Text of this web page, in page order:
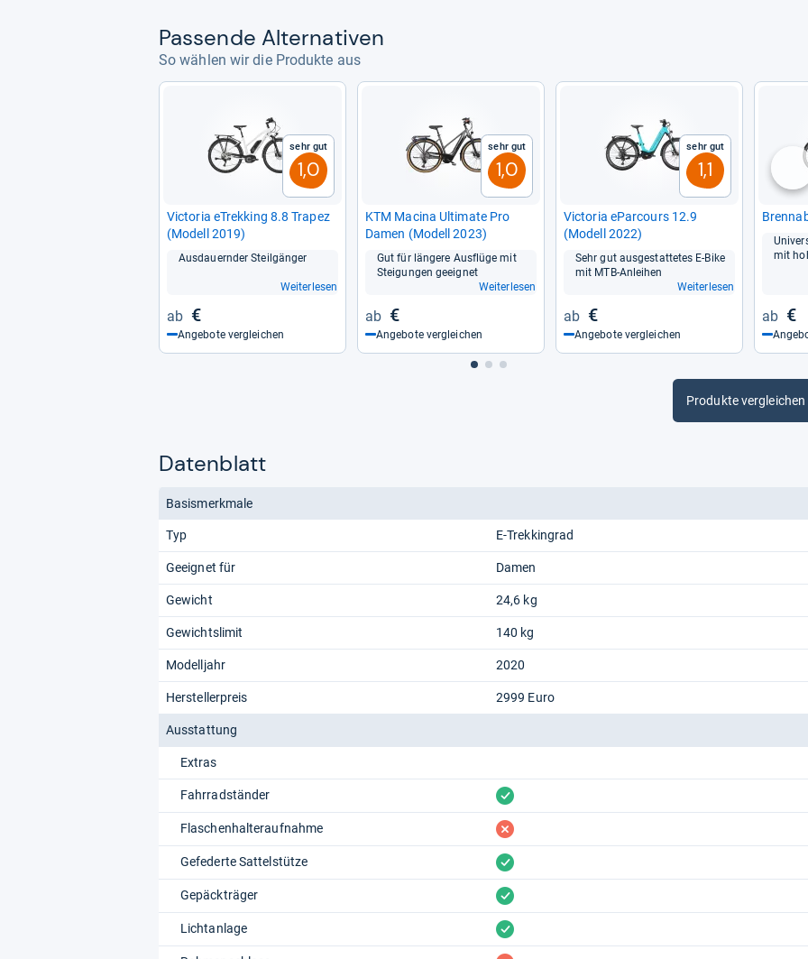
Pas­sende Alter­na­ti­ven
So wählen wir die Produkte aus
Sehr gut
1,0
Vic­to­ria eTrek­king 8.8 Tra­pez
(Modell 2019)
Aus­dau­ern­der Steil­gän­ger
Weiterlesen
€
Angebote vergleichen
Sehr gut
1,0
KTM Macina Ulti­mate Pro
Damen (Modell 2023)
Gut für län­gere Aus­flüge mit
Stei­gun­gen geeig­net
Weiterlesen
€
Angebote vergleichen
Sehr gut
1,1
Vic­to­ria ePar­cours 12.9
(Modell 2022)
Sehr gut aus­ge­stat­te­tes E-​Bike
mit MTB-​Anlei­hen
Weiterlesen
€
Angebote vergleichen
mit
€
Produkte vergleichen
Datenblatt
Basismerkmale
Typ E-Trekkingrad
Geeignet für Damen
Gewicht 24,6 kg
Gewichtslimit 140 kg
Modelljahr 2020
Herstellerpreis 2999 Euro
Ausstattung
Extras
Fahrradständer vorhanden
Flaschenhalteraufnahme fehlt
Gefederte Sattelstütze vorhanden
Gepäckträger vorhanden
Lichtanlage vorhanden